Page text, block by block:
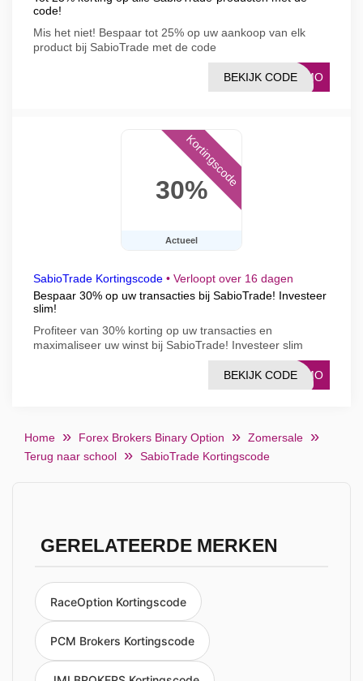
code!
Mis het niet! Bespaar tot 25% op uw aankoop van elk
product bij SabioTrade met de code
ROMO
BEKIJK CODE
30%
Actueel
Kortingscode
SabioTrade Kortingscode • Verloopt over 16 dagen
Bespaar 30% op uw transacties bij SabioTrade! Investeer
slim!
Profiteer van 30% korting op uw transacties en
maximaliseer uw winst bij SabioTrade! Investeer slim
ROMO
BEKIJK CODE
Home Forex Brokers Binary Option
Zomersale
Terug naar school
SabioTrade Kortingscode
GERELATEERDE MERKEN
RaceOption Kortingscode
PCM Brokers Kortingscode